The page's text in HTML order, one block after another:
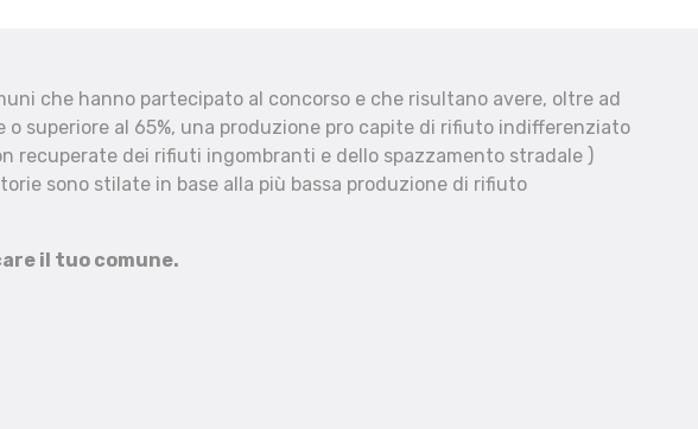
che hanno partecipato al concorso e che risultano avere, oltre ad
superiore al 65%, una produzione pro capite di rifiuto indifferenziato
recuperate dei rifiuti ingombranti e dello spazzamento stradale )
sono stilate in base alla più bassa produzione di rifiuto
il tuo comune.